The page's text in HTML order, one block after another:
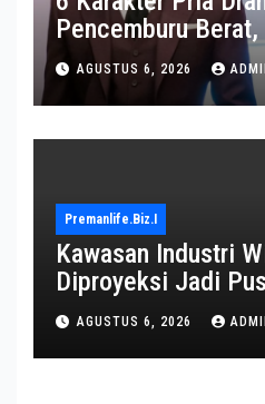
Pencemburu
Gemas
AGUSTUS 6, 2026
Premanlife.biz.i
Kawasan Industri
Diproyeksi Jadi
AGUSTUS 6, 2026